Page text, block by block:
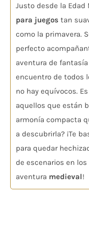
Justo desde la
para juegos tan
como la primavera.
perfecto
aventura de
encuentro de todos
no hay equívocos.
aquellos que están
armonía compacta
a descubrirla? ¡Te
para quedar
de escenarios en
aventura medieval!